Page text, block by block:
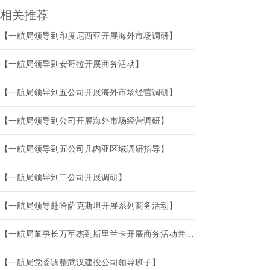
相关推荐
【一航局领导到印度尼西亚开展海外市场调研】
【一航局领导到安哥拉开展商务活动】
【一航局领导到五公司开展海外市场经营调研】
【一航局领导到公司开展海外市场经营调研】
【一航局领导到五公司几内亚区域调研指导】
【一航局领导到二公司开展调研】
【一航局领导赴哈萨克斯坦开展系列商务活动】
【一航局董事长万军杰到斯里兰卡开展商务活动并组织召开南亚区域调研会】
【一航局党委调整武汉建投公司领导班子】